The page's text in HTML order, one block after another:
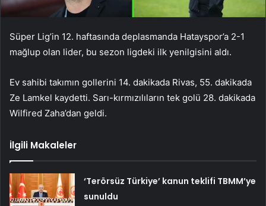
Süper Lig’in 12. haftasında deplasmanda Hatayspor’a 2-1
mağlup olan lider, bu sezon ligdeki ilk yenilgisini aldı.
Ev sahibi takımın gollerini 14. dakikada Rivas, 55. dakikada
Ze Lamkel kaydetti. Sarı-kırmızılıların tek golü 28. dakikada
Wilfired Zaha’dan geldi.
İlgili Makaleler
‘Terörsüz Türkiye’ kanun teklifi TBMM’ye
sunuldu